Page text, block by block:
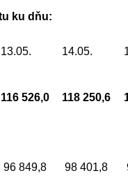
ku dňu:
13.05. 14.05.
116 526,0 118 250,6
96 849,8 98 401,8